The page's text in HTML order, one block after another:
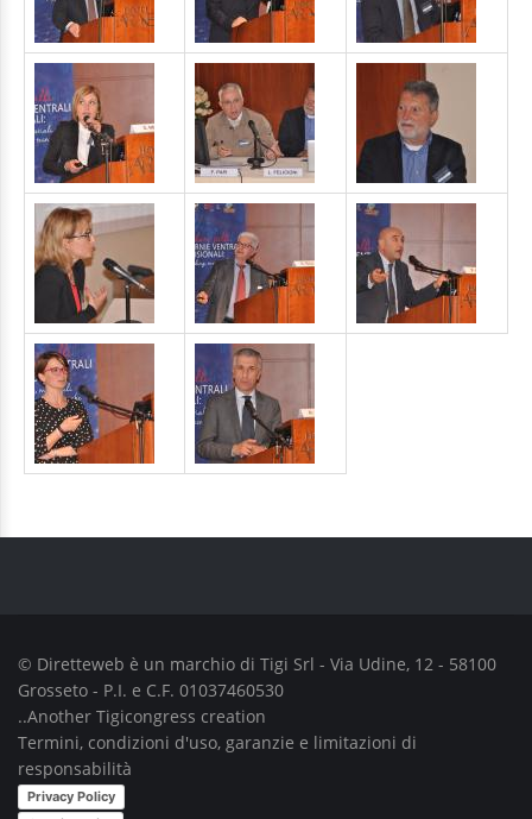
© Diretteweb è un marchio di Tigi Srl - Via Udine, 12 - 58100
Grosseto - P.I. e C.F. 01037460530
..Another Tigicongress creation
Termini, condizioni d'uso, garanzie e limitazioni di
responsabilità
Privacy Policy